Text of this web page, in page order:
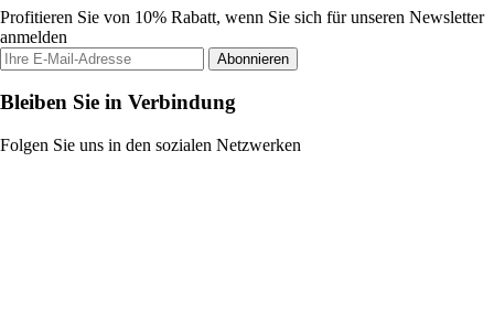
Profitieren Sie von 10% Rabatt, wenn Sie sich für unseren Newsletter
anmelden
Abonnieren
Bleiben Sie in Verbindung
Folgen Sie uns in den sozialen Netzwerken